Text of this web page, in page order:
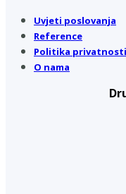
Uvjeti poslovanja
Reference
Politika privatnosti
O nama